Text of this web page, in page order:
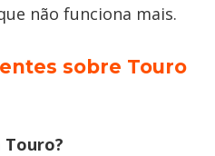
não funciona mais.
sobre Touro
Touro?